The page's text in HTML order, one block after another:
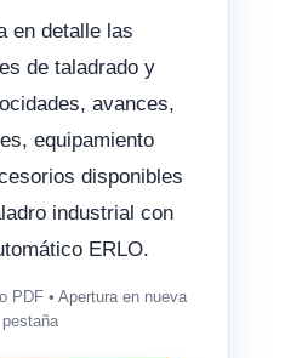
en detalle las
de taladrado y
avances,
equipamiento
disponibles
industrial con
ERLO.
PDF • Apertura en nueva
pestaña